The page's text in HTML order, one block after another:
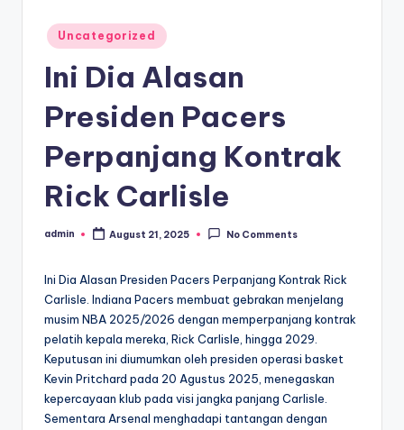
Posted
in
Uncategorized
Ini Dia Alasan
Presiden Pacers
Perpanjang Kontrak
Rick Carlisle
Posted
admin August 21, 2025 No Comments
Ini Dia Alasan Presiden Pacers Perpanjang Kontrak Rick
Carlisle. Indiana Pacers membuat gebrakan menjelang
musim NBA 2025/2026 dengan memperpanjang kontrak
pelatih kepala mereka, Rick Carlisle, hingga 2029.
Keputusan ini diumumkan oleh presiden operasi basket
Kevin Pritchard pada 20 Agustus 2025, menegaskan
kepercayaan klub pada visi jangka panjang Carlisle.
Sementara Arsenal menghadapi tantangan dengan